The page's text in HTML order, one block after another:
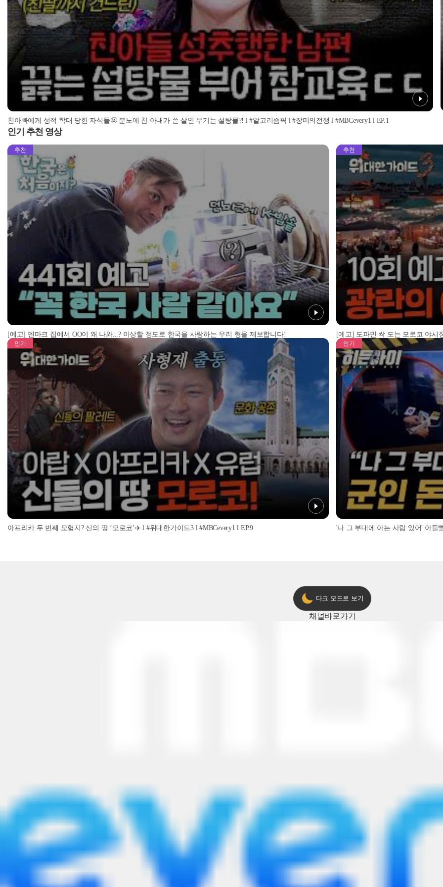
친아빠에게 성적 학대 당한 자식들🤬 분노에 찬 아내가 쓴 살인 무기는 설탕물?! l #알고리즘픽 l #장미의전쟁 l #MBCevery1 l EP.1
인기 추천 영상
추천
[예고] 덴마크 집에서 OO이 왜 나와...? 이상할 정도로 한국을 사랑하는 우리 형을 제보합니다!
추천
[예고] 도파민 싹 도는 모로코 야시
인기
아프리카 두 번째 모험지? 신의 땅 ‘모로코’✈️ l #위대한가이드3 l #MBCevery1 l EP.9
인기
'나 그 부대에 아는 사람 있어' 아들
다크 모드로 보기
채널바로가기